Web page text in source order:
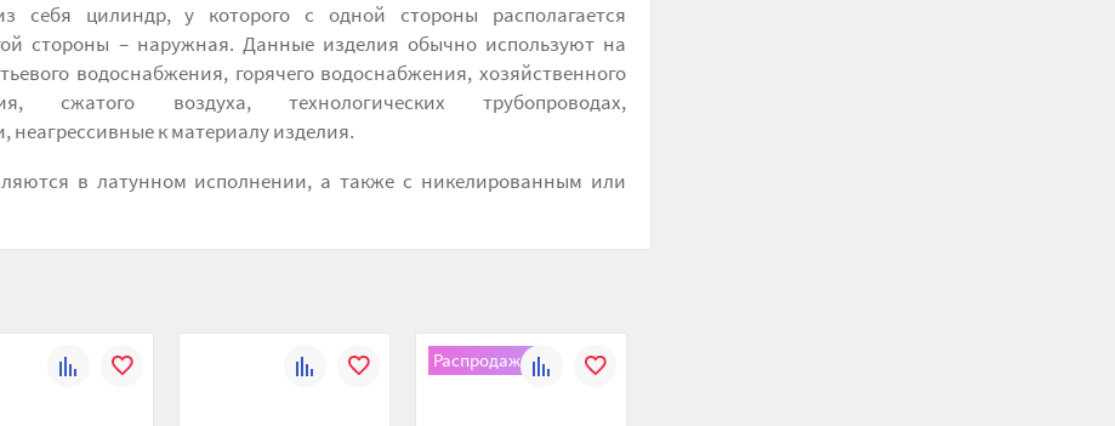
себя цилиндр, у которого с одной стороны располагается
стороны – наружная. Данные изделия обычно используют на
водоснабжения, горячего водоснабжения, хозяйственного
сжатого воздуха, технологических трубопроводах,
к материалу изделия.
в латунном исполнении, а также с никелированным или
Распродажа
К